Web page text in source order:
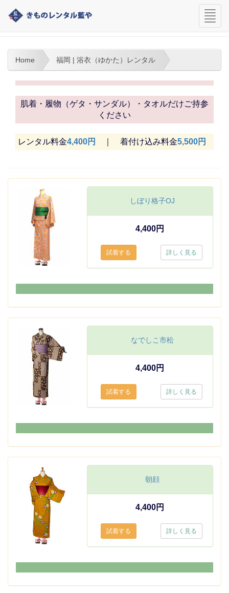
navi
福岡 | 浴衣（ゆかた）レンタル
Home 福岡 | 浴衣（ゆかた）レンタル
肌着・履物（ゲタ・サンダル）・タオルだけご持参
ください
レンタル料金4,400円 ｜ 着付け込み料金5,500円
しぼり格子OJ
4,400円
詳しく見る
なでしこ市松
4,400円
詳しく見る
朝顔
4,400円
詳しく見る